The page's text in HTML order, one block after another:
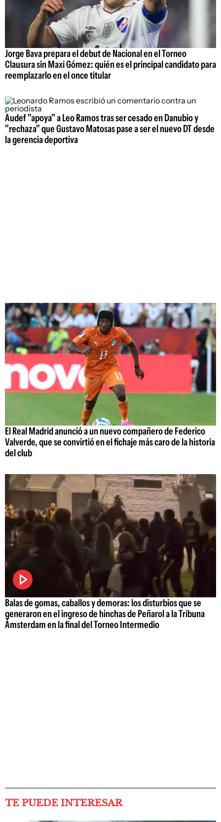
Jorge Bava prepara el debut de Nacional en el Torneo
Clausura sin Maxi Gómez: quién es el principal candidato para
reemplazarlo en el once titular
Audef "apoya" a Leo Ramos tras ser cesado en Danubio y
"rechaza" que Gustavo Matosas pase a ser el nuevo DT desde
la gerencia deportiva
El Real Madrid anunció a un nuevo compañero de Federico
Valverde, que se convirtió en el fichaje más caro de la historia
del club
Balas de gomas, caballos y demoras: los disturbios que se
generaron en el ingreso de hinchas de Peñarol a la Tribuna
Ámsterdam en la final del Torneo Intermedio
TE PUEDE INTERESAR